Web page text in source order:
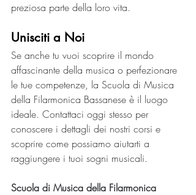
preziosa parte della loro vita.
Unisciti a Noi
Se anche tu vuoi scoprire il mondo
affascinante della musica o perfezionare
le tue competenze, la Scuola di Musica
della Filarmonica Bassanese è il luogo
ideale. Contattaci oggi stesso per
conoscere i dettagli dei nostri corsi e
scoprire come possiamo aiutarti a
raggiungere i tuoi sogni musicali.
Scuola di Musica della Filarmonica